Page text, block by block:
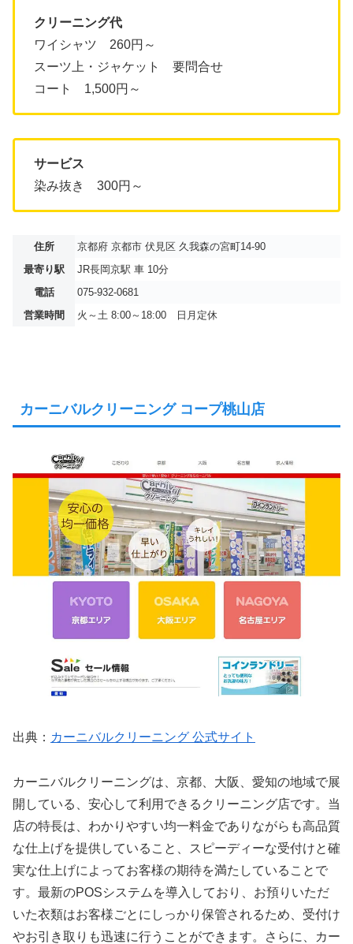
クリーニング代
ワイシャツ 260円～
スーツ上・ジャケット 要問合せ
コート 1,500円～
サービス
染み抜き 300円～
住所
京都府 京都市 伏見区 久我森の宮町14-90
最寄り駅
JR長岡京駅 車 10分
電話
075-932-0681
営業時間
火～土 8:00～18:00 日月定休
カーニバルクリーニング コープ桃山店
出典： カーニバルクリーニング 公式サイト
カーニバルクリーニングは、京都、大阪、愛知の地域で展
開している、安心して利用できるクリーニング店です。当
店の特長は、わかりやすい均一料金でありながらも高品質
な仕上げを提供していること、スピーディーな受付けと確
実な仕上げによってお客様の期待を満たしていることで
す。最新のPOSシステムを導入しており、お預りいただ
いた衣類はお客様ごとにしっかり保管されるため、受付け
やお引き取りも迅速に行うことができます。さらに、カー